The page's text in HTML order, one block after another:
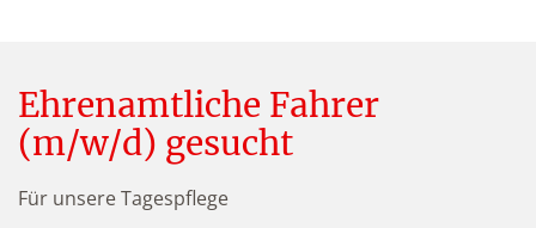
Ehrenamtliche Fahrer
(m/w/d) gesucht
Für unsere Tagespflege